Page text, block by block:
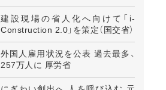
建設現場の省人化へ向けて「i-
Construction 2.0」を策定（国交省）
外国人雇用状況を公表 過去最多、
257万人に 厚労省